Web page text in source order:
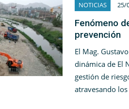
NOTICIAS 25/
Fenómeno
prevención
El Mag.
dinámica de El
gestión de
atravesando